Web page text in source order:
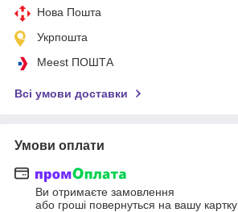
Нова Пошта
Укрпошта
Meest ПОШТА
Всі умови доставки
Умови оплати
Ви отримаєте замовлення
або гроші повернуться на вашу картку